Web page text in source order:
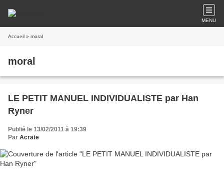
MENU
Accueil » moral
moral
LE PETIT MANUEL INDIVIDUALISTE par Han
Ryner
Publié le 13/02/2011 à 19:39
Par Acrate